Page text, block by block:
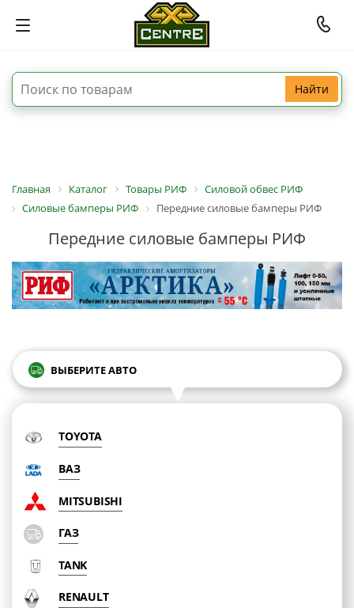
Найти
Главная Каталог Товары РИФ
Силовой обвес РИФ
Силовые бамперы РИФ
Передние силовые бамперы РИФ
Передние силовые бамперы РИФ
ВЫБЕРИТЕ АВТО
TOYOTA
ВАЗ
MITSUBISHI
ГАЗ
TANK
RENAULT